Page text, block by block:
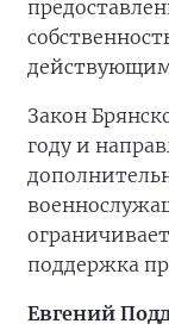
Закон
году и
поддержка
Евгений